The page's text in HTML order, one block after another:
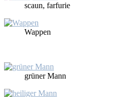
scaun, far­fu­rie
Wap­pen
grü­ner Mann